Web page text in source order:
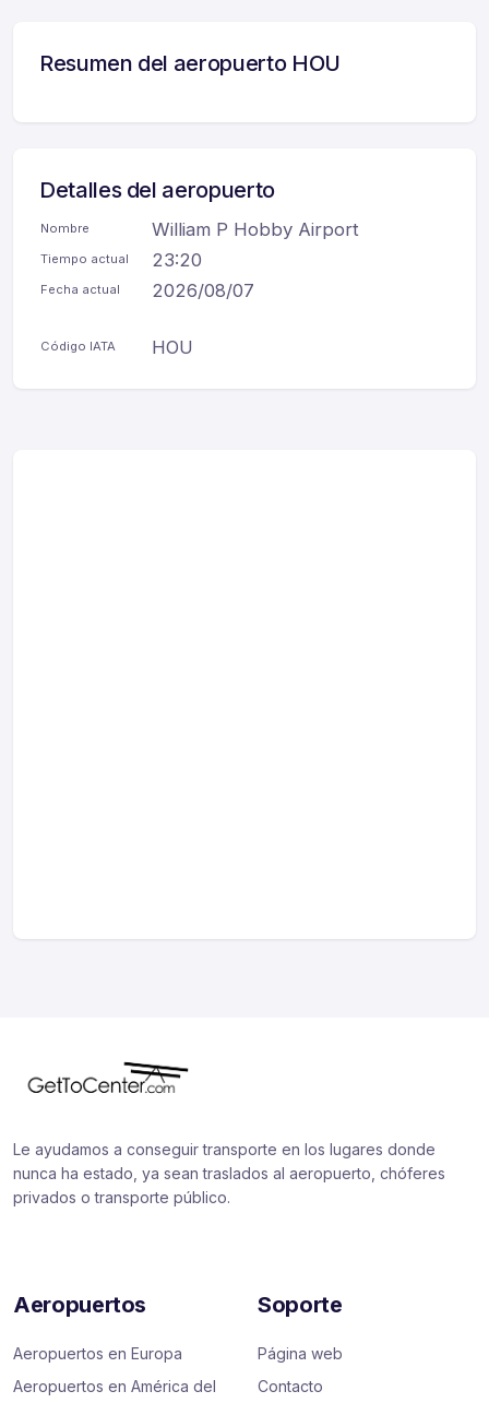
Resumen del aeropuerto HOU
Detalles del aeropuerto
Nombre William P Hobby Airport
Tiempo actual 23:20
Fecha actual 2026/08/07
Código IATA HOU
Le ayudamos a conseguir transporte en los lugares donde
nunca ha estado, ya sean traslados al aeropuerto, chóferes
privados o transporte público.
Aeropuertos
Aeropuertos en Europa
Aeropuertos en América del
Soporte
Página web
Contacto